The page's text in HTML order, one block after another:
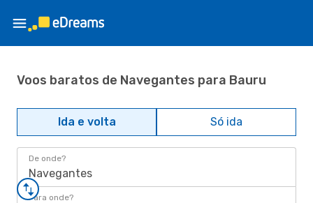
Voos baratos de Navegantes para Bauru
Ida e volta Só ida
De onde?
Navegantes
Para onde?